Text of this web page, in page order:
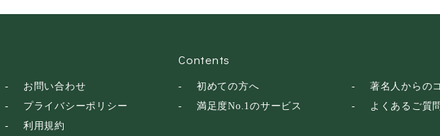
お問い合わせ
プライバシーポリシー
利用規約
Contents
初めての方へ
満足度No.1のサービス
著名人からの
よくあるご質問